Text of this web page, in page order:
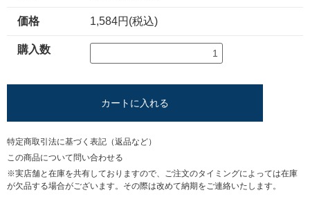
価格 1,584円(税込)
購入数
カートに入れる
特定商取引法に基づく表記（返品など）
この商品について問い合わせる
※実店舗と在庫を共有しておりますので、ご注文のタイミングによっては在庫
が欠品する場合がございます。その際は改めて納期をご連絡いたします。